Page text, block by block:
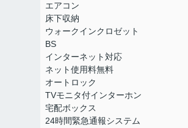
エアコン
床下収納
ウォークインクロゼット
BS
インターネット対応
ネット使用料無料
オートロック
TVモニタ付インターホン
宅配ボックス
24時間緊急通報システム